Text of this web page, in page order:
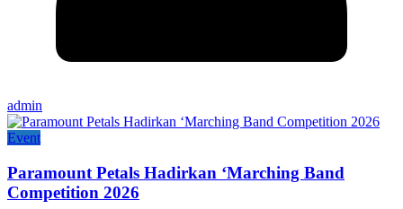
admin
Event
Paramount Petals Hadirkan ‘Marching Band
Competition 2026